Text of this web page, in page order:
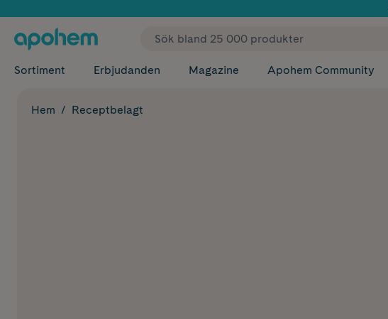
✓ Fri frakt
Sortiment Erbjudanden Magazine Apohem Community
Hem Receptbelagt